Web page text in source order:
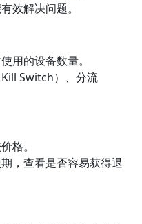
效解决问题。
用的设备数量。
Switch）、分流
格。
，查看是否容易获得退